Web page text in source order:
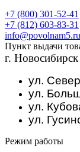
+7 (800) 301-52-41
+7 (812) 603-83-31
info@povolnam5.ru
Пункт выдачи
г. Новосибирск
ул.
ул.
ул.
ул.
Режим работы